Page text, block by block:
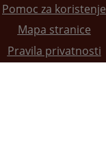
Pomoc za koristenje
Mapa stranice
Pravila privatnosti